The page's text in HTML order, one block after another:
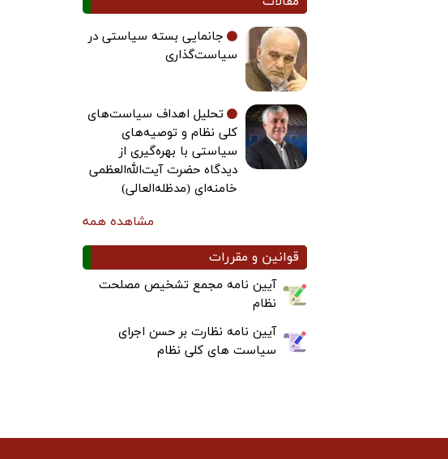
جانمایی بسته سیاستی در
سیاست‌گذاری
تحلیل اهداف سیاست‌های
کلی نظام و توصیه‌های
سیاستی با بهره‌گیری از
دیدگاه حضرت آیت‌الله‌العظمی
خامنه‌ای (مدظله‌العالی)
مشاهده همه
قوانین و مقررات
آیین نامه مجمع تشخیص مصلحت
نظام
آیین نامه نظارت بر حسن اجرای
سیاست های کلی نظام